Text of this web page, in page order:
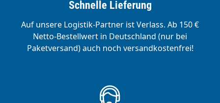
Schnelle Lieferung
Auf unsere Logistik-Partner ist Verlass. Ab 150 €
Netto-Bestellwert in Deutschland (nur bei
Paketversand) auch noch versandkostenfrei!